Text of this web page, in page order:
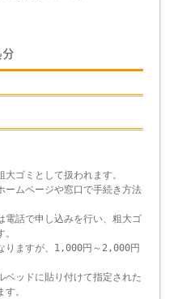
分
ゴミとして扱われます。
ームページや窓口で手続き方法
電話で申し込みを行い、粗大ゴ
りますが、1,000円～2,000円
ベッドに貼り付けて指定された
。